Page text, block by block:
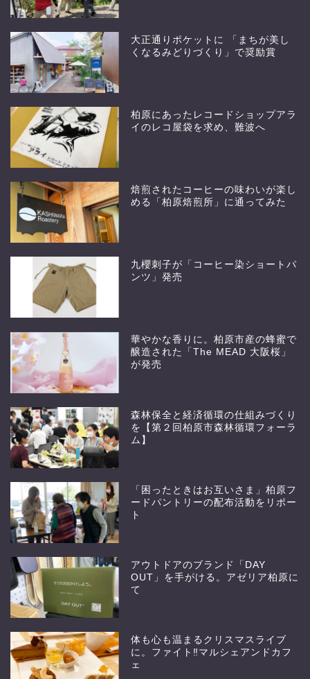
大正通りポケットに 「まちが美し
くなるみどりづくり」で奨励賞
柏原にあったレコードショップアラ
イのレコ屋袋を求め、難波へ
焙煎されたコーヒーの味わいが楽し
める「柏原焙煎所」に通ってみた
九櫻刺子が「コーヒー染ショートパ
ンツ」発売
華やかな香りに。柏原市産の蜂蜜で
醸造された「The MEAD 大阪桜」
が発売
森林保全と経済循環の仕組みづくり
を【第２回柏原市森林循環フォーラ
ム】
「困ったときはお互いさま」柏原フ
ードパントリーの配布活動をリポー
ト
アウトドアのブランド「DAY
OUT」を手がける。アゼリア柏原に
て
体も心も温まるクリスマスライブ
に。ファイト‼︎マルシェアンドカフ
ェ